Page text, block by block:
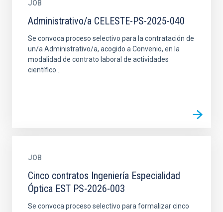
JOB
Administrativo/a CELESTE-PS-2025-040
Se convoca proceso selectivo para la contratación de
un/a Administrativo/a, acogido a Convenio, en la
modalidad de contrato laboral de actividades
científico...
JOB
Cinco contratos Ingeniería Especialidad
Óptica EST PS-2026-003
Se convoca proceso selectivo para formalizar cinco